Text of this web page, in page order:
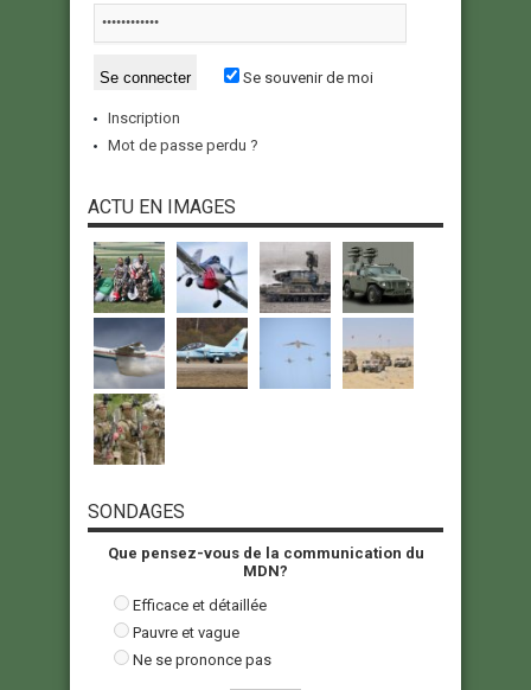
Se souvenir de moi
Inscription
Mot de passe perdu ?
ACTU EN IMAGES
SONDAGES
Que pensez-vous de la communication du
MDN?
Efficace et détaillée
Pauvre et vague
Ne se prononce pas